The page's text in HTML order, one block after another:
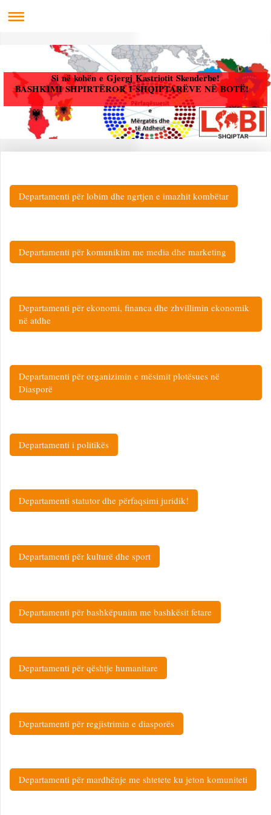
Si në kohën e Gjergj Kastriotit Skenderbe!
BASHKIMI SHPIRTËROR I SHQIPTARËVE NË BOTË!
Departamenti për lobim dhe ngrtjen e imazhit kombëtar
Departamenti për komunikim me media dhe marketing
Departamenti për ekonomi, financa dhe zhvillimin ekonomik
në atdhe
Departamenti për organizimin e mësimit plotësues në
Diasporë
Departamenti i politikës
Departamenti statutor dhe përfaqsimi juridik!
Departamenti për kulturë dhe sport
Departamenti për bashkëpunim me bashkësit fetare
Departamenti për qështje humanitare
Departamenti për regjistrimin e diasporës
Departamenti për mardhënje me shtetete ku jeton komuniteti